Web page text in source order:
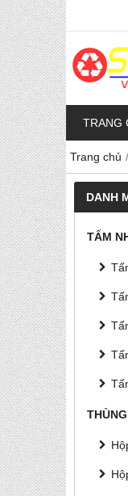
TRANG
Trang chủ
DANH
TẤM